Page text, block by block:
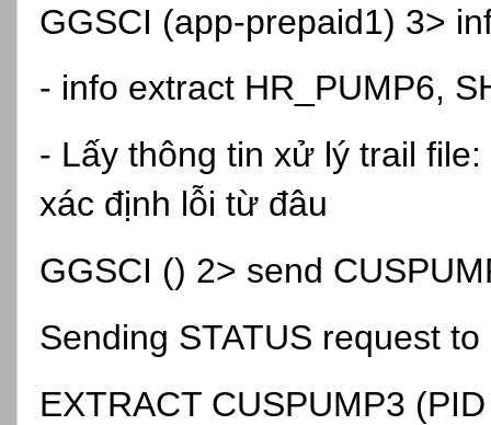
GGSCI (app-prepaid1) 3>
- info extract HR_PUMP6,
- Lấy thông tin xử lý trail
xác định lỗi từ đâu
GGSCI () 2> send
Sending STATUS request
EXTRACT CUSPUMP3